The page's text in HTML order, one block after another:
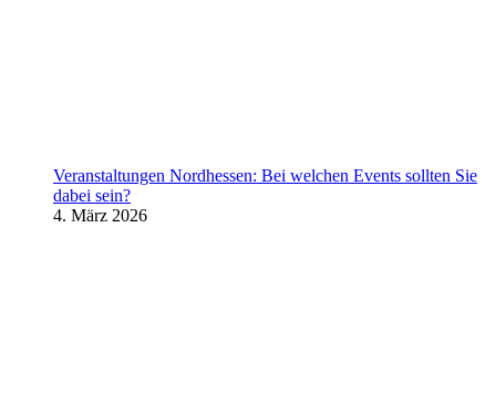
Veranstaltungen Nordhessen: Bei welchen Events sollten Sie
dabei sein?
4. März 2026